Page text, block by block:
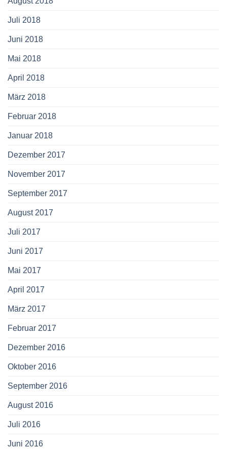
Juli 2018
Juni 2018
Mai 2018
April 2018
März 2018
Februar 2018
Januar 2018
Dezember 2017
November 2017
September 2017
August 2017
Juli 2017
Juni 2017
Mai 2017
April 2017
März 2017
Februar 2017
Dezember 2016
Oktober 2016
September 2016
August 2016
Juli 2016
Juni 2016